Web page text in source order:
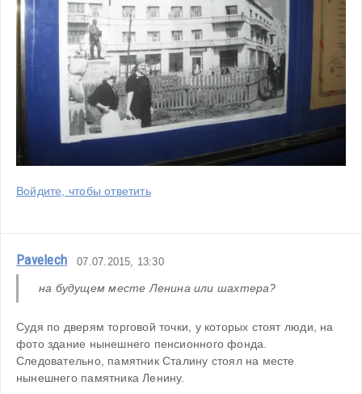
Войдите, чтобы ответить
Pavelech 07.07.2015, 13:30
на будущем месте Ленина или шахтера?
Судя по дверям торговой точки, у которых стоят люди, на
фото здание нынешнего пенсионного фонда.
Следовательно, памятник Сталину стоял на месте
нынешнего памятника Ленину.